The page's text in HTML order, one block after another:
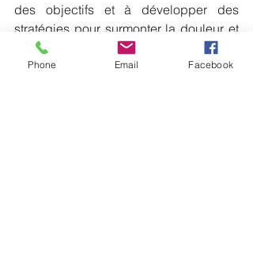
des objectifs et à développer des
stratégies pour surmonter la douleur et
trouver un nouveau sens à la vie après
la perte du jumeau.
Phone Email Facebook